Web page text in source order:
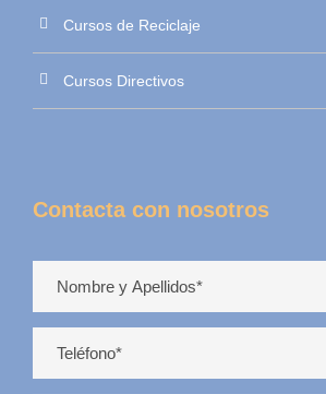
Cursos de Reciclaje
Cursos Directivos
Contacta con nosotros